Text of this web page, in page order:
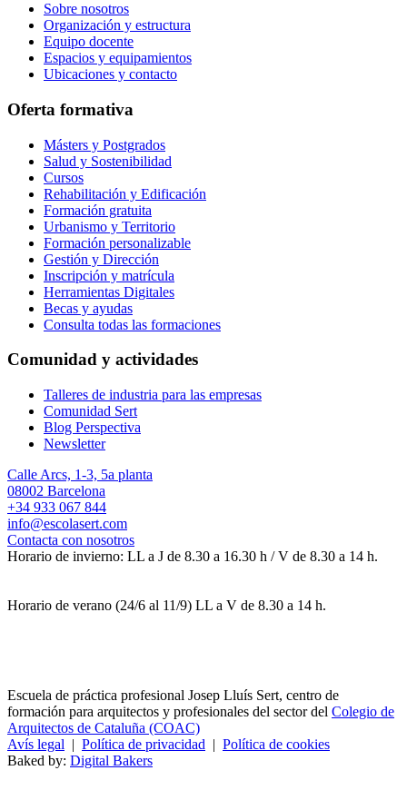
Sobre nosotros
Organización y estructura
Equipo docente
Espacios y equipamientos
Ubicaciones y contacto
Oferta formativa
Másters y Postgrados
Salud y Sostenibilidad
Cursos
Rehabilitación y Edificación
Formación gratuita
Urbanismo y Territorio
Formación personalizable
Gestión y Dirección
Inscripción y matrícula
Herramientas Digitales
Becas y ayudas
Consulta todas las formaciones
Comunidad y actividades
Talleres de industria para las empresas
Comunidad Sert
Blog Perspectiva
Newsletter
Calle Arcs, 1-3, 5a planta
08002 Barcelona
+34 933 067 844
info@escolasert.com
Contacta con nosotros
Horario de invierno: LL a J de 8.30 a 16.30 h / V de 8.30 a 14 h.
Horario de verano (24/6 al 11/9) LL a V de 8.30 a 14 h.
Escuela de práctica profesional Josep Lluís Sert, centro de
formación para arquitectos y profesionales del sector del Colegio de
Arquitectos de Cataluña (COAC)
Avís legal | Política de privacidad | Política de cookies
Baked by: Digital Bakers